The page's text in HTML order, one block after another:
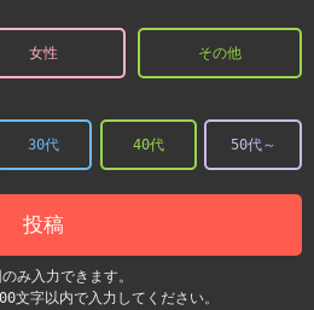
女性 その他
30代 40代 50代～
投稿
み入力できます。
文字以内で入力してください。